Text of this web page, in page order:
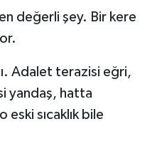
değerli şey. Bir kere
Adalet terazisi eğri,
yandaş, hatta
eski sıcaklık bile